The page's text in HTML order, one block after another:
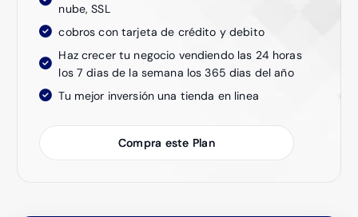
nube, SSL
cobros con tarjeta de crédito y debito
Haz crecer tu negocio vendiendo las 24 horas
los 7 dias de la semana los 365 dias del año
Tu mejor inversión una tienda en linea
Compra este Plan